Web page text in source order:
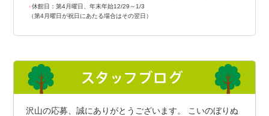
●休館日：第4月曜日、年末年始12/29～1/3
（第4月曜日が祝日にあたる場合はその翌日）
沢山の応募、誠にありがとうございます。 こいのぼりぬ